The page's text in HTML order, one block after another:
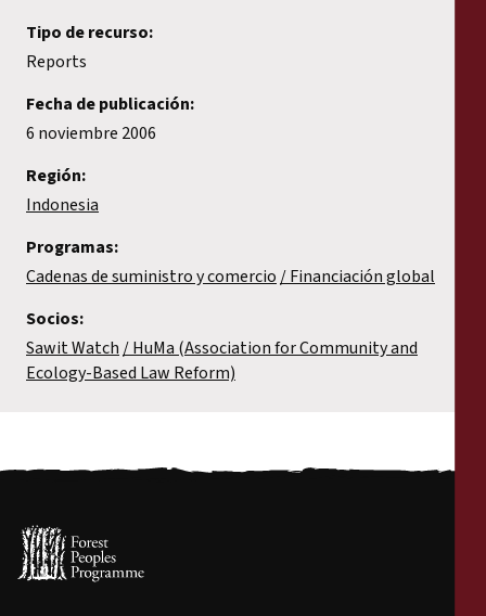
Presentaciones legales
Declaraciones
Informes anuales
Tipo de recurso:
Reports
Fecha de publicación:
6 noviembre 2006
Región:
Indonesia
Programas:
Cadenas de suministro y comercio
Financiación global
Socios:
Sawit Watch
HuMa (Association for Community and
Ecology-Based Law Reform)